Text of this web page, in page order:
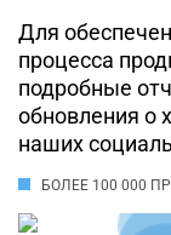
Для
процесса
подробные
обновления о
наших
БОЛЕЕ 100 000